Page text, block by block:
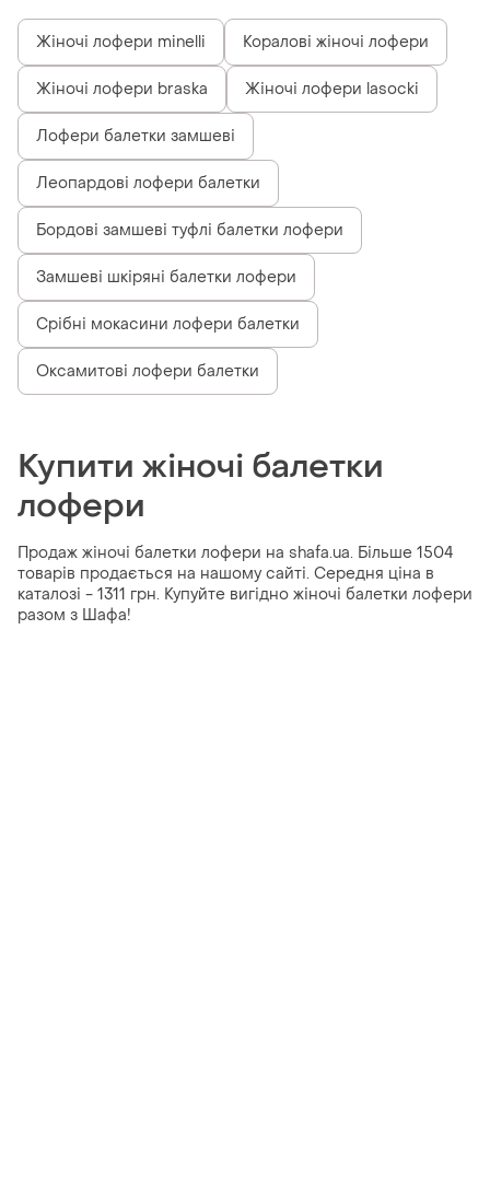
Жіночі лофери minelli Коралові жіночі лофери
Жіночі лофери braska Жіночі лофери lasocki
Лофери балетки замшеві
Леопардові лофери балетки
Бордові замшеві туфлі балетки лофери
Замшеві шкіряні балетки лофери
Срібні мокасини лофери балетки
Оксамитові лофери балетки
Купити жіночі балетки
лофери
Продаж жіночі балетки лофери на shafa.ua. Більше 1504
товарів продається на нашому сайті. Середня ціна в
каталозі - 1311 грн. Купуйте вигідно жіночі балетки лофери
разом з Шафа!